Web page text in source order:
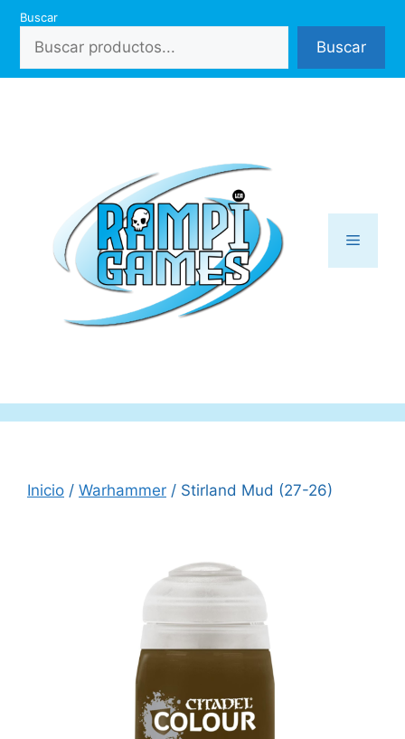
Saltar
contenido
Buscar
Buscar
Menú
Inicio / Warhammer / Stirland Mud (27-26)